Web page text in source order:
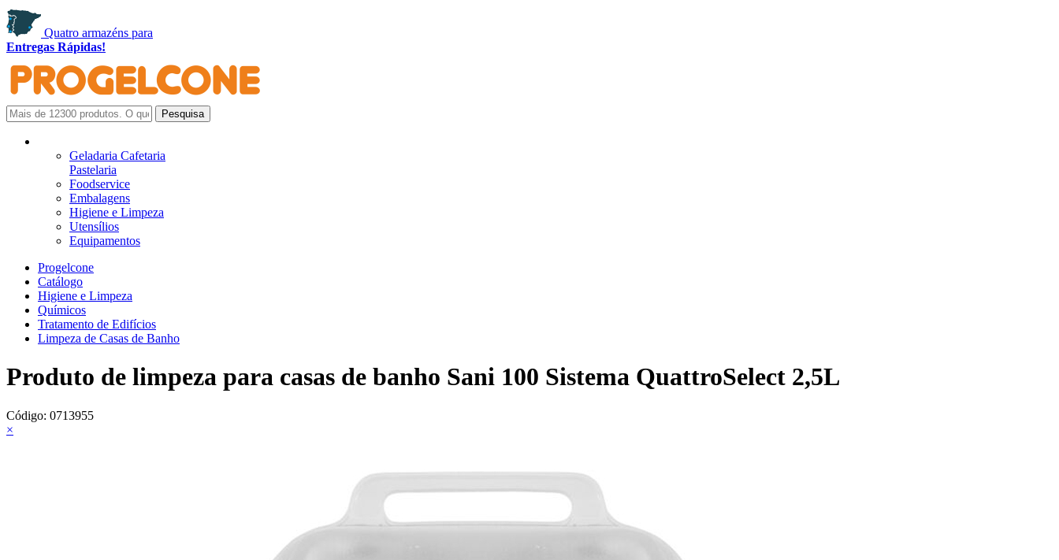
Quatro armazéns para
Entregas Rápidas!
Geladaria Cafetaria
Pastelaria
Foodservice
Embalagens
Higiene e Limpeza
Utensílios
Equipamentos
Progelcone
Catálogo
Higiene e Limpeza
Químicos
Tratamento de Edifícios
Limpeza de Casas de Banho
Produto de limpeza para casas de banho Sani 100 Sistema QuattroSelect 2,5L
Código: 0713955
×